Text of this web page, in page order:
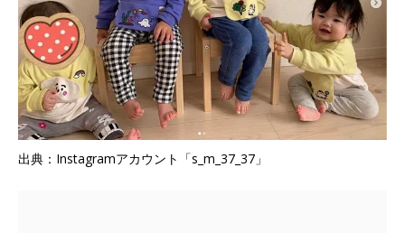
出典：Instagramアカウント「s_m_37_37」